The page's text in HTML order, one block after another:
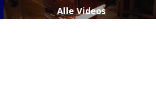
Alle Videos